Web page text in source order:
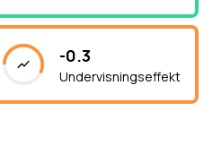
-0.3
Undervisningseffekt